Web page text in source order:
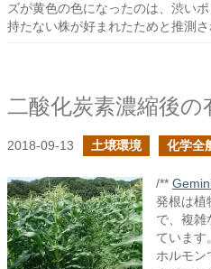
ズが黄色の色になったのは、渋い
持たない株が好まれたためと推測さ
2018-09-13 土壌環境 化学全
/**
発根は植
で、複雑
ています
ホルモン